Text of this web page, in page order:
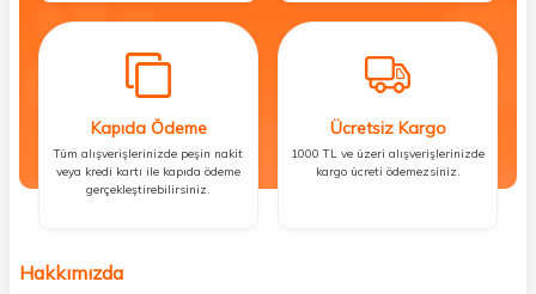
Kapıda Ödeme
Tüm alışverişlerinizde peşin nakit
veya kredi kartı ile kapıda ödeme
gerçekleştirebilirsiniz.
Ücretsiz Kargo
1000 TL ve üzeri alışverişlerinizde
kargo ücreti ödemezsiniz.
Hakkımızda